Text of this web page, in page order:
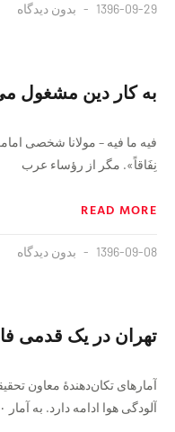
1396-09-29 بدون دیدگاه
به کار دین مشغول
فیه ما فیه – مولانا شخصی
نِفَاقاً». مگر از رؤساء عرب
READ MORE
1396-09-08 بدون دیدگاه
تهران در یک قدمی
آمارهای تکان‌دهندۀ معاون
آلودگی هوا ادامه دارد. به آمار ۳۰ هزار مرگ